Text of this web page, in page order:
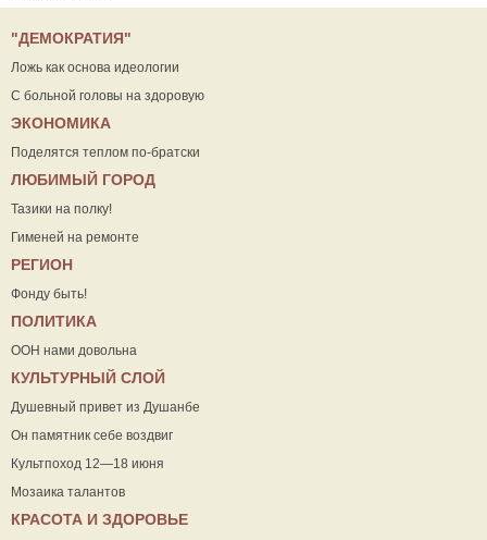
"ДЕМОКРАТИЯ"
Ложь как основа идеологии
С больной головы на здоровую
ЭКОНОМИКА
Поделятся теплом по-братски
ЛЮБИМЫЙ ГОРОД
Тазики на полку!
Гименей на ремонте
РЕГИОН
Фонду быть!
ПОЛИТИКА
ООН нами довольна
КУЛЬТУРНЫЙ СЛОЙ
Душевный привет из Душанбе
Он памятник себе воздвиг
Культпоход 12—18 июня
Мозаика талантов
КРАСОТА И ЗДОРОВЬЕ